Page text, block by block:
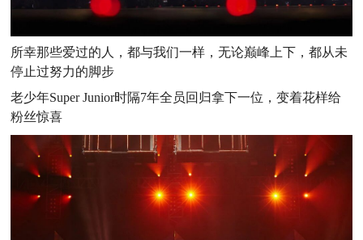
所幸那些爱过的人，都与我们一样，无论巅峰上下，都从未
停止过努力的脚步
老少年Super Junior时隔7年全员回归拿下一位，变着花样给
粉丝惊喜